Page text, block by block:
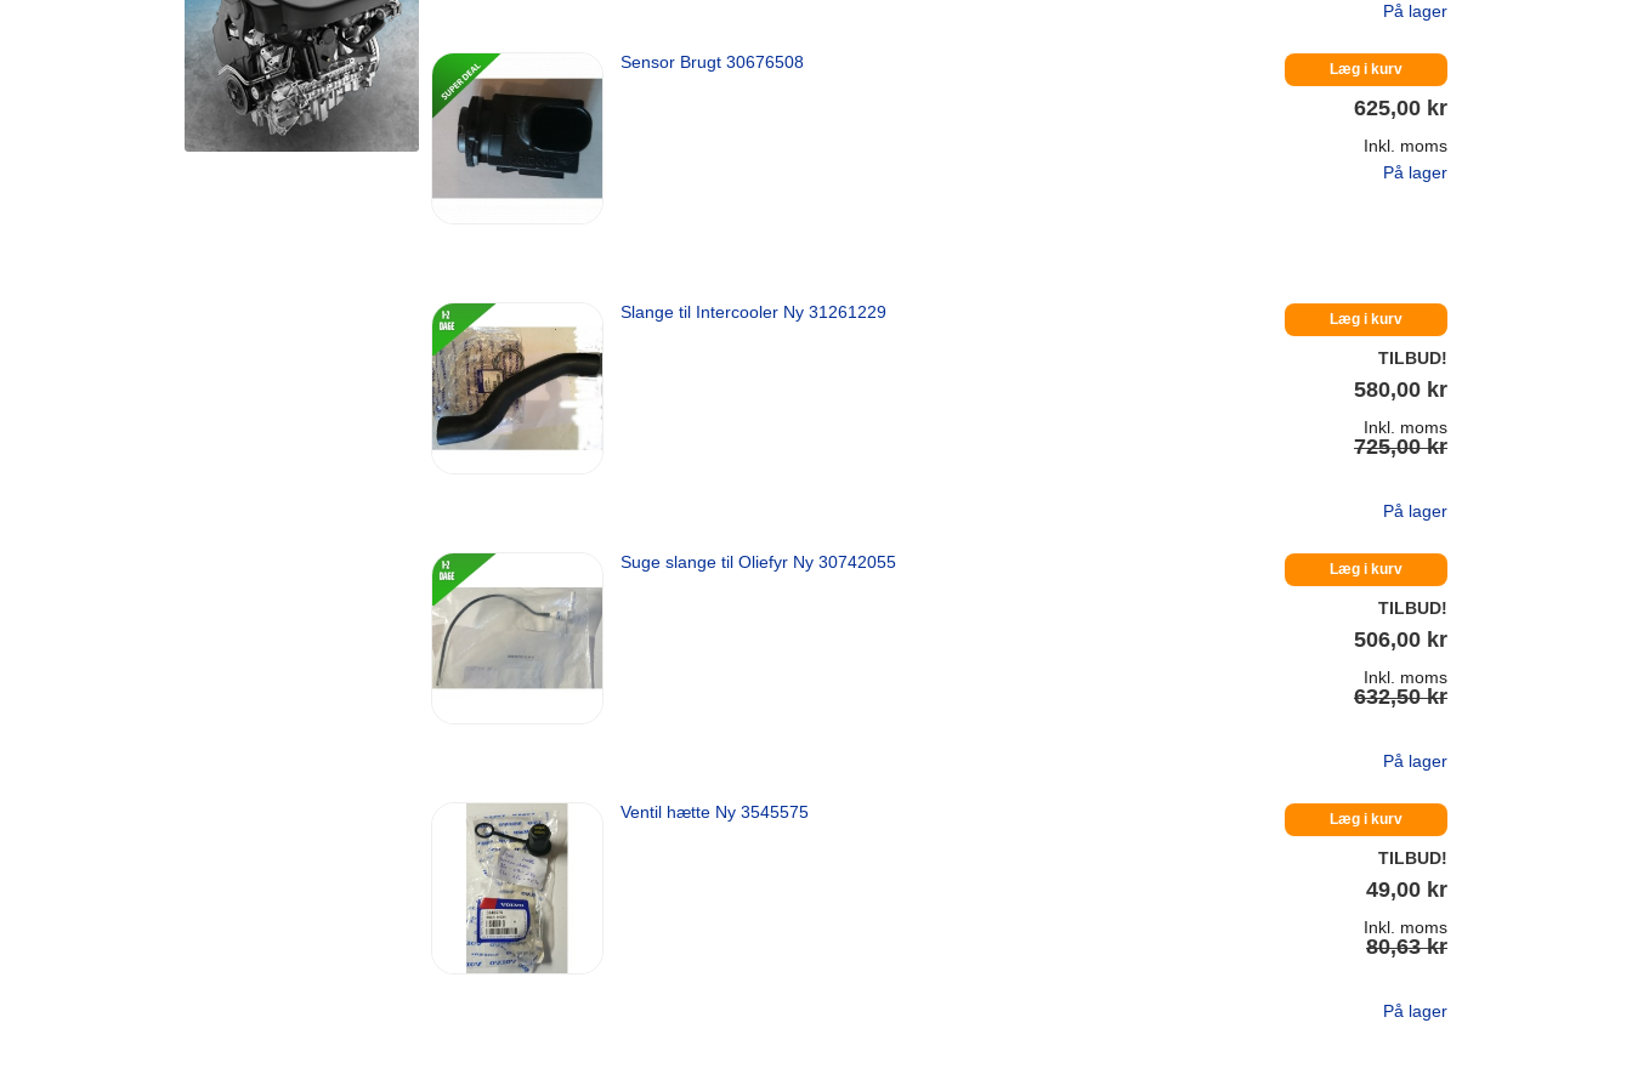
På lager
Sensor Brugt 30676508 Læg i kurv
625,00 kr
Inkl. moms
På lager
Slange til Intercooler Ny 31261229 Læg i kurv
TILBUD!
580,00 kr
Inkl. moms
725,00 kr
På lager
Suge slange til Oliefyr Ny 30742055 Læg i kurv
TILBUD!
506,00 kr
Inkl. moms
632,50 kr
På lager
Ventil hætte Ny 3545575 Læg i kurv
TILBUD!
49,00 kr
Inkl. moms
80,63 kr
På lager